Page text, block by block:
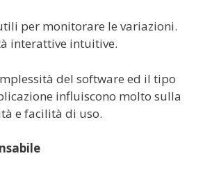
per monitorare le variazioni.
interattive intuitive.
del software ed il tipo
influiscono molto sulla
e facilità di uso.